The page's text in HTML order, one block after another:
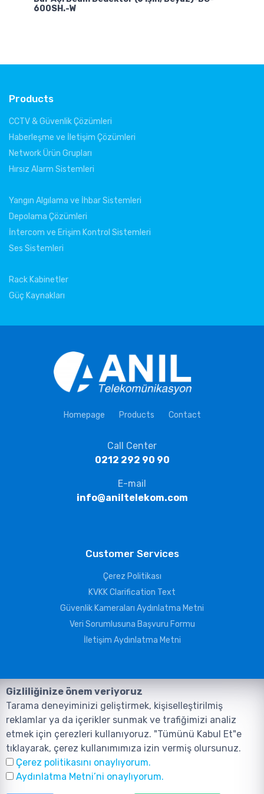
600SH.-W
Products
CCTV & Güvenlik Çözümleri
Haberleşme ve İletişim Çözümleri
Network Ürün Grupları
Hırsız Alarm Sistemleri
Yangın Algılama ve İhbar Sistemleri
Depolama Çözümleri
İntercom ve Erişim Kontrol Sistemleri
Ses Sistemleri
Rack Kabinetler
Güç Kaynakları
Homepage Products Contact
Call Center
0212 292 90 90
E-mail
info@aniltelekom.com
Customer Services
Çerez Politikası
KVKK Clarification Text
Güvenlik Kameraları Aydınlatma Metni
Veri Sorumlusuna Başvuru Formu
İletişim Aydınlatma Metni
©2026, Tüm Hakları ANIL TELEKOMÜNİKASYON GÜVENLİK VE BİLİŞİM
SİSTEMLERİ SAN. TİC. LTD. ŞTİ. aittir.Design and Software:
Tasarım Yazılım ve Teknoloji
Gizliliğinize önem veriyoruz
Tarama deneyiminizi geliştirmek, kişiselleştirilmiş
reklamlar ya da içerikler sunmak ve trafiğimizi analiz
etmek için çerezleri kullanıyoruz. "Tümünü Kabul Et"e
tıklayarak, çerez kullanımımıza izin vermiş olursunuz.
Çerez politikasını onaylıyorum.
Aydınlatma Metni’ni onaylıyorum.